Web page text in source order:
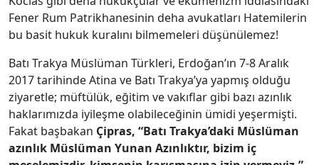
Fener Rum Patrikhanesinin deha avukatları Hatemilerin
bu basit hukuk kuralını bilmemeleri düşünülemez!
Batı Trakya Müslüman Türkleri, Erdoğan’ın 7-8 Aralık
2017 tarihinde Atina ve Batı Trakya’ya yapmış olduğu
ziyaretle; müftülük, eğitim ve vakıflar gibi bazı azınlık
haklarımızda iyileşme olabileceğinin ümidi yeşermişti.
Fakat başbakan Çipras, “Batı Trakya’daki Müslüman
azınlık Müslüman Yunan Azınlıktır, bizim iç